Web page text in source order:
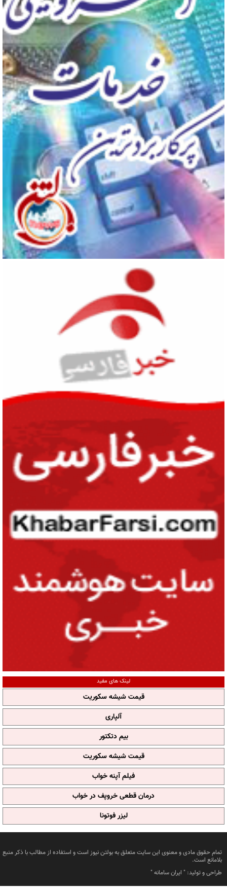
لینک های مفید
قیمت شیشه سکوریت
آلپاری
بیم دتکتور
قیمت شیشه سکوریت
فیلم آپنه خواب
درمان قطعی خروپف در خواب
لیزر فوتونا
تمام حقوق مادی و معنوی این سایت متعلق به بولتن نیوز است و استفاده از مطالب با ذکر منبع
بلامانع است.
طراحی و تولید: " ایران سامانه"